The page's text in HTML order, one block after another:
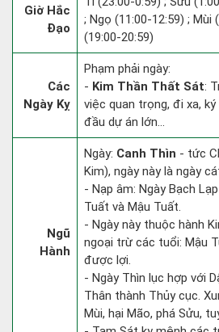
Giờ Hắc
Đạo
; Ngọ (11:00-12:59) ; Mùi
(19:00-20:59)
Các
Ngày Kỵ
Phạm phải ngày:
- Kim Thần Thất Sát:
việc quan trọng, đi xa,
đầu dự án lớn...
Ngũ
Hành
Ngày: Canh Thìn - tức
Kim), ngày này là ngày
- Nạp âm: Ngày Bạch
Tuất và Mậu Tuất.
- Ngày này thuộc hành
ngoại trừ các tuổi: Mậu
được lợi.
- Ngày Thìn lục hợp với
Thân thành Thủy cục.
Mùi, hại Mão, phá Sửu,